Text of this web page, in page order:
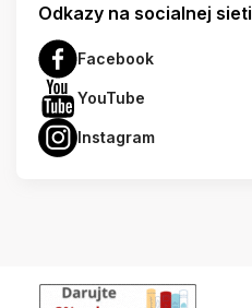
Odkazy na socialnej sieti
Facebook
YouTube
Instagram